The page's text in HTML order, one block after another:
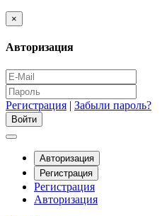
×
Авторизация
Регистрация | Забыли пароль?
Авторизация
Регистрация
Регистрация
Авторизация